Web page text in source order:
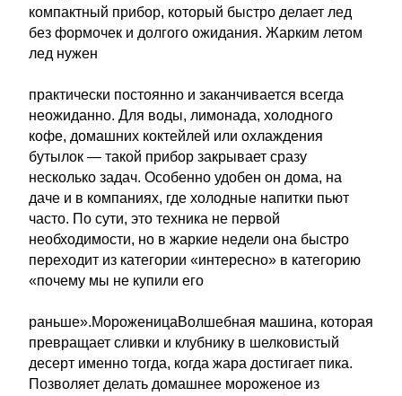
компактный прибор, который быстро делает лед
без формочек и долгого ожидания. Жарким летом
лед нужен
практически постоянно и заканчивается всегда
неожиданно. Для воды, лимонада, холодного
кофе, домашних коктейлей или охлаждения
бутылок — такой прибор закрывает сразу
несколько задач. Особенно удобен он дома, на
даче и в компаниях, где холодные напитки пьют
часто. По сути, это техника не первой
необходимости, но в жаркие недели она быстро
переходит из категории «интересно» в категорию
«почему мы не купили его
раньше».МороженицаВолшебная машина, которая
превращает сливки и клубнику в шелковистый
десерт именно тогда, когда жара достигает пика.
Позволяет делать домашнее мороженое из